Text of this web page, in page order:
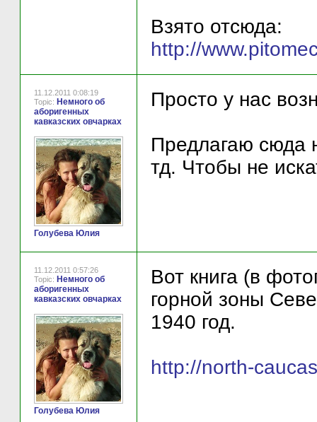
Взято отсюда:
http://
11.12.2011 0:08:19
Topic: Немного об
аборигенных
кавказских овчарках
Голубева Юлия
Просто у нас
Предлагаю сюда
тд. Чтобы не
11.12.2011 0:57:26
Topic: Немного об
аборигенных
кавказских овчарках
Голубева Юлия
Вот книга (в
горной зоны
1940 год.
http://north-